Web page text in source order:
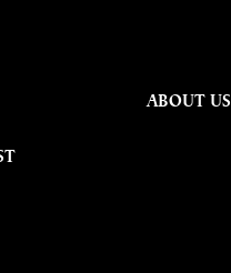
ABOUT US